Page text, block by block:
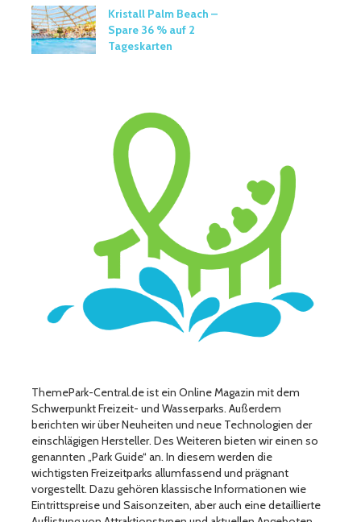
Kristall Palm Beach –
Spare 36 % auf 2
Tageskarten
ThemePark-Central.de ist ein Online Magazin mit dem
Schwerpunkt Freizeit- und Wasserparks. Außerdem
berichten wir über Neuheiten und neue Technologien der
einschlägigen Hersteller. Des Weiteren bieten wir einen so
genannten „Park Guide“ an. In diesem werden die
wichtigsten Freizeitparks allumfassend und prägnant
vorgestellt. Dazu gehören klassische Informationen wie
Eintrittspreise und Saisonzeiten, aber auch eine detaillierte